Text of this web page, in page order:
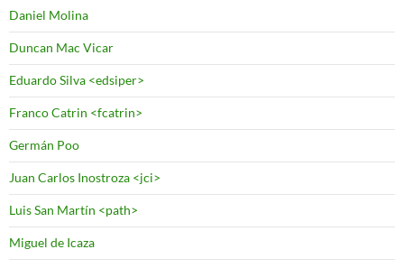
Daniel Molina
Duncan Mac Vicar
Eduardo Silva <edsiper>
Franco Catrin <fcatrin>
Germán Poo
Juan Carlos Inostroza <jci>
Luis San Martín <path>
Miguel de Icaza